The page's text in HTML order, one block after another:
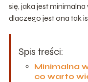
się, jaka jest
dlaczego jest ona tak
Spis treści:
Minimalna
co warto